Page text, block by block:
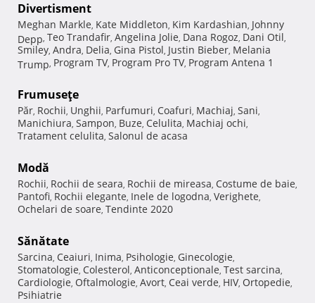
Divertisment
Meghan Markle, Kate Middleton, Kim Kardashian, Johnny
Depp, Teo Trandafir, Angelina Jolie, Dana Rogoz, Dani Otil,
Smiley, Andra, Delia, Gina Pistol, Justin Bieber, Melania
Trump, Program TV, Program Pro TV, Program Antena 1
Frumuseţe
Păr, Rochii, Unghii, Parfumuri, Coafuri, Machiaj, Sani,
Manichiura, Sampon, Buze, Celulita, Machiaj ochi,
Tratament celulita, Salonul de acasa
Modă
Rochii, Rochii de seara, Rochii de mireasa, Costume de baie,
Pantofi, Rochii elegante, Inele de logodna, Verighete,
Ochelari de soare, Tendinte 2020
Sănătate
Sarcina, Ceaiuri, Inima, Psihologie, Ginecologie,
Stomatologie, Colesterol, Anticonceptionale, Test sarcina,
Cardiologie, Oftalmologie, Avort, Ceai verde, HIV, Ortopedie,
Psihiatrie